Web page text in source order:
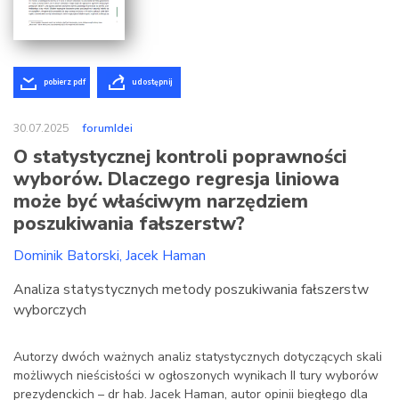
pobierz pdf udostępnij
30.07.2025 forumIdei
O statystycznej kontroli poprawności
wyborów. Dlaczego regresja liniowa
może być właściwym narzędziem
poszukiwania fałszerstw?
Dominik Batorski Jacek Haman
Analiza statystycznych metody poszukiwania fałszerstw
wyborczych
Autorzy dwóch ważnych analiz statystycznych dotyczących skali
możliwych nieścisłości w ogłoszonych wynikach II tury wyborów
prezydenckich – dr hab. Jacek Haman, autor opinii biegłego dla